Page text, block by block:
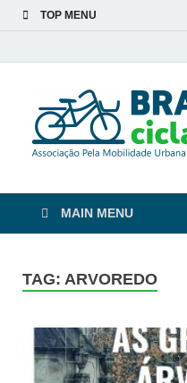
TOP MENU
MAIN MENU
TAG: ARVOREDO